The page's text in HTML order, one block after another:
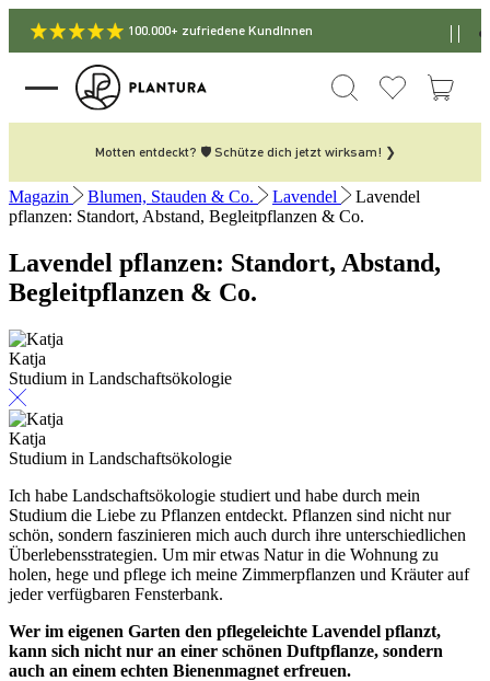
100.000+ zufriedene KundInnen
Motten entdeckt? 🛡️ Schütze dich jetzt wirksam! ❯
Magazin Blumen, Stauden & Co. Lavendel
Lavendel
pflanzen: Standort, Abstand, Begleitpflanzen & Co.
Lavendel pflanzen: Standort, Abstand,
Begleitpflanzen & Co.
Katja
Studium in Landschaftsökologie
Katja
Studium in Landschaftsökologie
Ich habe Landschaftsökologie studiert und habe durch mein
Studium die Liebe zu Pflanzen entdeckt. Pflanzen sind nicht nur
schön, sondern faszinieren mich auch durch ihre unterschiedlichen
Überlebensstrategien. Um mir etwas Natur in die Wohnung zu
holen, hege und pflege ich meine Zimmerpflanzen und Kräuter auf
jeder verfügbaren Fensterbank.
Wer im eigenen Garten den pflegeleichte Lavendel pflanzt,
kann sich nicht nur an einer schönen Duftpflanze, sondern
auch an einem echten Bienenmagnet erfreuen.